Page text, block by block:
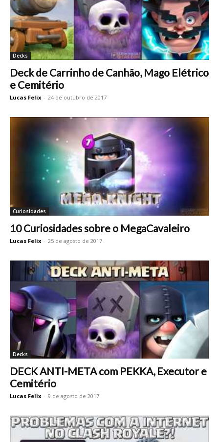
Decks
Deck de Carrinho de Canhão, Mago Elétrico
e Cemitério
Lucas Felix - 24 de outubro de 2017
Curiosidades
10 Curiosidades sobre o MegaCavaleiro
Lucas Felix - 25 de agosto de 2017
Decks
DECK ANTI-META com PEKKA, Executor e
Cemitério
Lucas Felix - 9 de agosto de 2017